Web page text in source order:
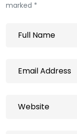
marked *